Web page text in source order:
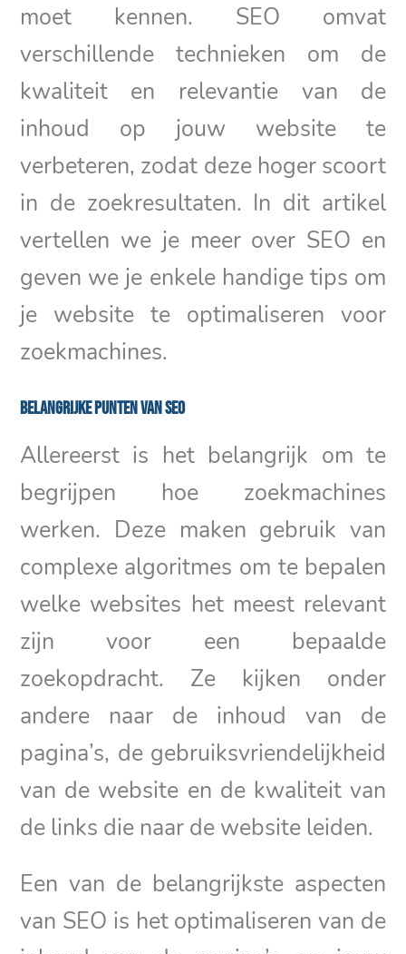
moet kennen. SEO omvat
verschillende technieken om de
kwaliteit en relevantie van de
inhoud op jouw website te
verbeteren, zodat deze hoger scoort
in de zoekresultaten. In dit artikel
vertellen we je meer over SEO en
geven we je enkele handige tips om
je website te optimaliseren voor
zoekmachines.
Belangrijke punten van SEO
Allereerst is het belangrijk om te
begrijpen hoe zoekmachines
werken. Deze maken gebruik van
complexe algoritmes om te bepalen
welke websites het meest relevant
zijn voor een bepaalde
zoekopdracht. Ze kijken onder
andere naar de inhoud van de
pagina’s, de gebruiksvriendelijkheid
van de website en de kwaliteit van
de links die naar de website leiden.
Een van de belangrijkste aspecten
van SEO is het optimaliseren van de